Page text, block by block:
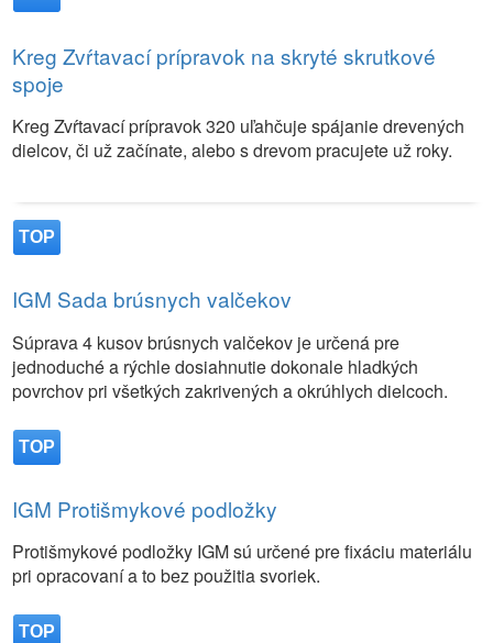
Kreg Zvŕtavací prípravok na skryté skrutkové
spoje
Kreg Zvŕtavací prípravok 320 uľahčuje spájanie drevených
dielcov, či už začínate, alebo s drevom pracujete už roky.
TOP
IGM Sada brúsnych valčekov
Súprava 4 kusov brúsnych valčekov je určená pre
jednoduché a rýchle dosiahnutie dokonale hladkých
povrchov pri všetkých zakrivených a okrúhlych dielcoch.
TOP
IGM Protišmykové podložky
Protišmykové podložky IGM sú určené pre fixáciu materiálu
pri opracovaní a to bez použitia svoriek.
TOP